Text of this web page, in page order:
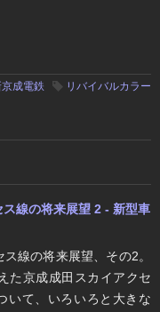
成電鉄 リバイバルカラー
線の将来展望 2 - 新型車
線の将来展望、その2。
た京成成田スカイアクセ
いて、いろいろと大きな